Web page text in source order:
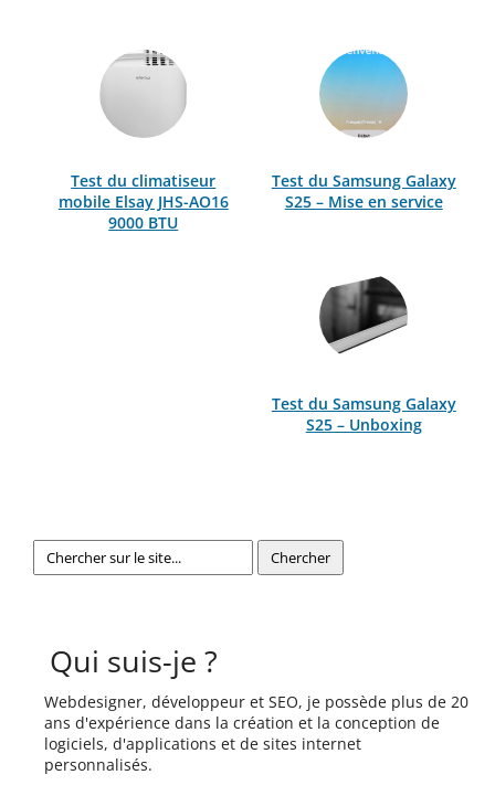
Test du climatiseur
mobile Elsay JHS-AO16
9000 BTU
Test du Samsung Galaxy
S25 – Mise en service
Test du Samsung Galaxy
S25 – Unboxing
Qui suis-je ?
Webdesigner, développeur et SEO, je possède plus de 20
ans d'expérience dans la création et la conception de
logiciels, d'applications et de sites internet
personnalisés.